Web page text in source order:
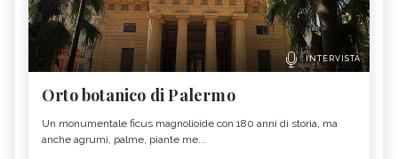
INTERVISTA
Orto botanico di Palermo
Un monumentale ficus magnolioide con 180 anni di storia, ma
anche agrumi, palme, piante me...